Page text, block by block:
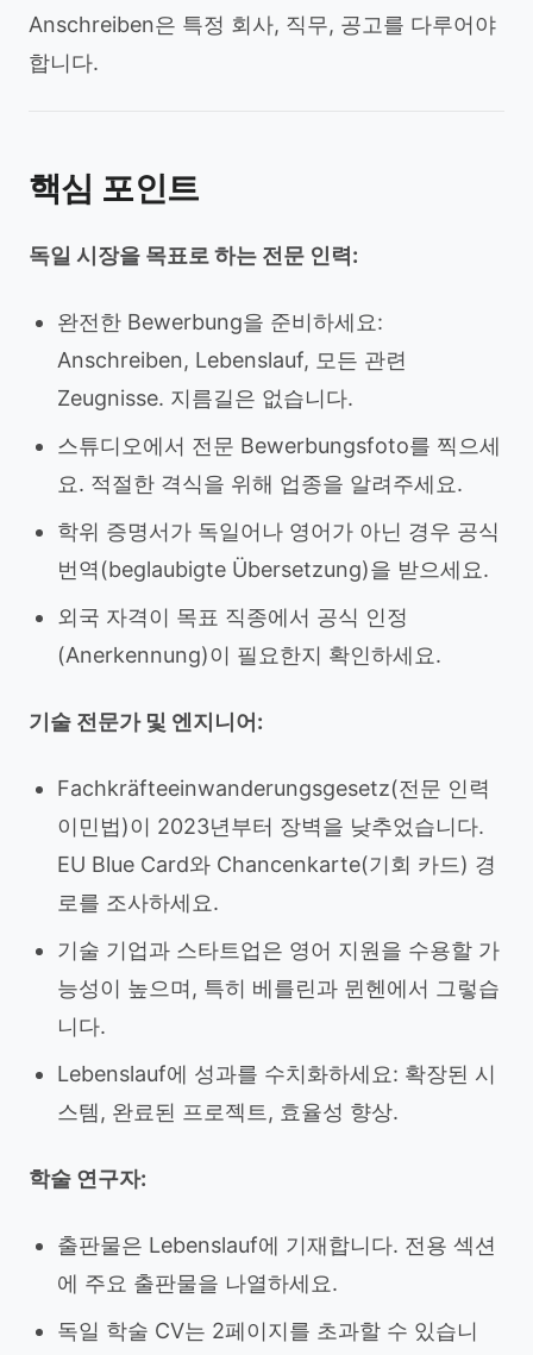
Anschreiben은 특정 회사, 직무, 공고를 다루어야
합니다.
핵심 포인트
독일 시장을 목표로 하는 전문 인력:
완전한 Bewerbung을 준비하세요:
Anschreiben, Lebenslauf, 모든 관련
Zeugnisse. 지름길은 없습니다.
스튜디오에서 전문 Bewerbungsfoto를 찍으세
요. 적절한 격식을 위해 업종을 알려주세요.
학위 증명서가 독일어나 영어가 아닌 경우 공식
번역(beglaubigte Übersetzung)을 받으세요.
외국 자격이 목표 직종에서 공식 인정
(Anerkennung)이 필요한지 확인하세요.
기술 전문가 및 엔지니어:
Fachkräfteeinwanderungsgesetz(전문 인력
이민법)이 2023년부터 장벽을 낮추었습니다.
EU Blue Card와 Chancenkarte(기회 카드) 경
로를 조사하세요.
기술 기업과 스타트업은 영어 지원을 수용할 가
능성이 높으며, 특히 베를린과 뮌헨에서 그렇습
니다.
Lebenslauf에 성과를 수치화하세요: 확장된 시
스템, 완료된 프로젝트, 효율성 향상.
학술 연구자:
출판물은 Lebenslauf에 기재합니다. 전용 섹션
에 주요 출판물을 나열하세요.
독일 학술 CV는 2페이지를 초과할 수 있습니